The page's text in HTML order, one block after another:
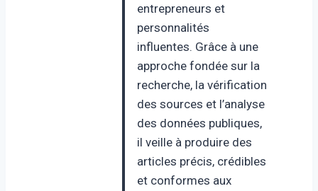
entrepreneurs et
personnalités
influentes. Grâce à une
approche fondée sur la
recherche, la vérification
des sources et l’analyse
des données publiques,
il veille à produire des
articles précis, crédibles
et conformes aux